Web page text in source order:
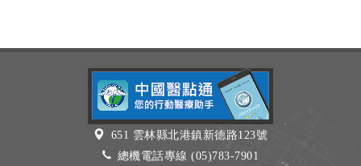
651 雲林縣北港鎮新德路123號
總機電話專線 (05)783-7901